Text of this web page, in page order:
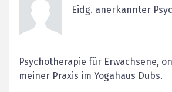
Eidg. anerkannter
Psychotherapie für Erwachsene,
meiner Praxis im Yogahaus Dubs.